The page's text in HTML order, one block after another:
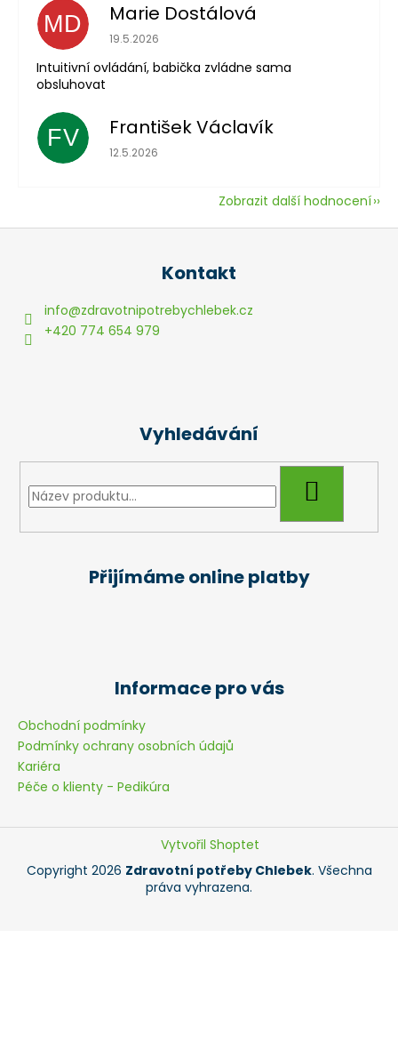
MD Marie Dostálová
Hodnocení obchodu je 5 z 5 hvězdiček.
19.5.2026
Intuitivní ovládání, babička zvládne sama
obsluhovat
FV František Václavík
Hodnocení obchodu je 5 z 5 hvězdiček.
12.5.2026
Zobrazit další hodnocení
Z
Kontakt
info@zdravotnipotrebychlebek.cz
+420 774 654 979
Vyhledávání
Přijímáme online platby
Informace pro vás
Obchodní podmínky
Podmínky ochrany osobních údajů
Kariéra
Péče o klienty - Pedikúra
Vytvořil Shoptet
Copyright 2026 Zdravotní potřeby Chlebek. Všechna
práva vyhrazena.